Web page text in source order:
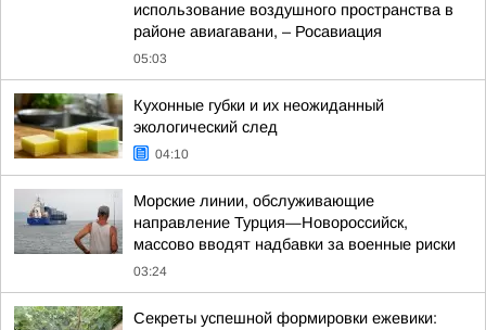
использование воздушного пространства в
районе авиагавани, – Росавиация
05:03
Кухонные губки и их неожиданный
экологический след
04:10
Морские линии, обслуживающие
направление Турция—Новороссийск,
массово вводят надбавки за военные риски
03:24
Секреты успешной формировки ежевики: